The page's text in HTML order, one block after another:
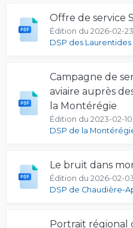
Offre de service
Édition du 2026-02-
DSP des Laurentides
Campagne de
aviaire auprès
la Montérégie
Édition du 2023-02-
DSP de la
Le bruit dans
Édition du 2026-02-
DSP de Chaudière-
Portrait régional